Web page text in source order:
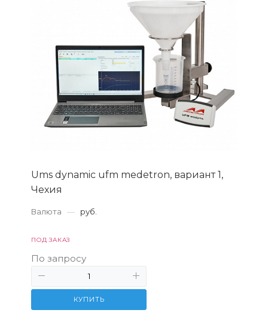
Ums dynamic ufm medetron, вариант 1,
Чехия
Валюта — руб.
ПОД ЗАКАЗ
По запросу
КУПИТЬ